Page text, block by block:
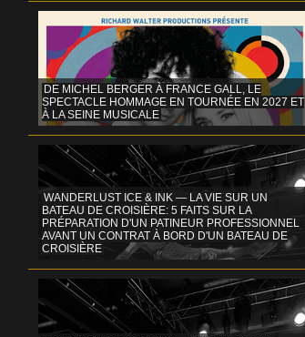
DE MICHEL BERGER À FRANCE GALL, LE
SPECTACLE HOMMAGE EN TOURNÉE EN 2027 ET
À LA SEINE MUSICALE
WANDERLUST ICE & INK — LA VIE SUR UN
BATEAU DE CROISIÈRE: 5 FAITS SUR LA
PRÉPARATION D'UN PATINEUR PROFESSIONNEL
AVANT UN CONTRAT À BORD D'UN BATEAU DE
CROISIÈRE